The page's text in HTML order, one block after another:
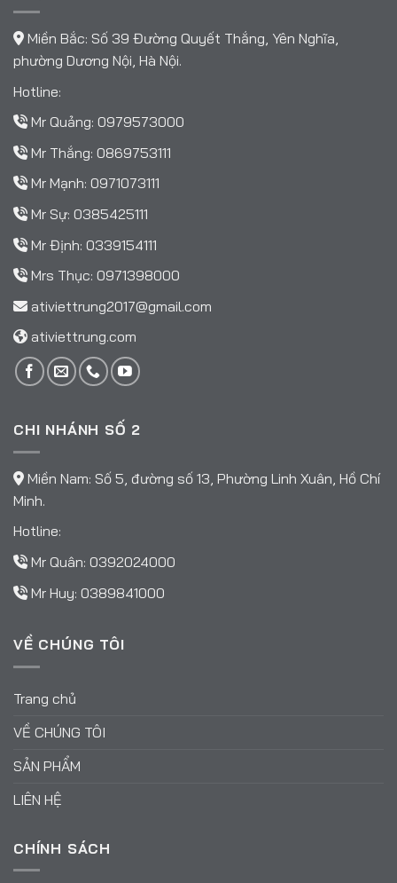
Miền Bắc: Số 39 Đường Quyết Thắng, Yên Nghĩa,
phường Dương Nội, Hà Nội.
Hotline:
Mr Quảng: 0979573000
Mr Thắng: 0869753111
Mr Mạnh: 0971073111
Mr Sự: 0385425111
Mr Định: 0339154111
Mrs Thục: 0971398000
ativiettrung2017@gmail.com
ativiettrung.com
CHI NHÁNH SỐ 2
Miền Nam: Số 5, đường số 13, Phường Linh Xuân, Hồ Chí
Minh.
Hotline:
Mr Quân: 0392024000
Mr Huy: 0389841000
VỀ CHÚNG TÔI
Trang chủ
VỀ CHÚNG TÔI
SẢN PHẨM
LIÊN HỆ
CHÍNH SÁCH